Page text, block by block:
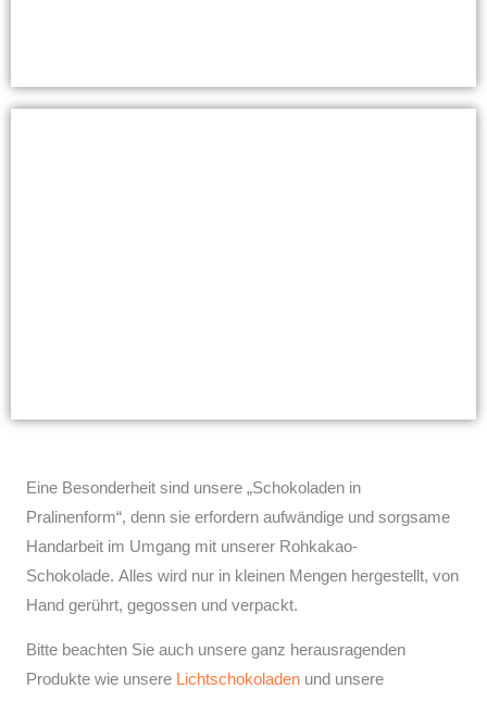
Eine Besonderheit sind unsere „Schokoladen in
Pralinenform“, denn sie erfordern aufwändige und sorgsame
Handarbeit im Umgang mit unserer Rohkakao-
Schokolade. Alles wird nur in kleinen Mengen hergestellt, von
Hand gerührt, gegossen und verpackt.
Bitte beachten Sie auch unsere ganz herausragenden
Produkte wie unsere Lichtschokoladen und unsere